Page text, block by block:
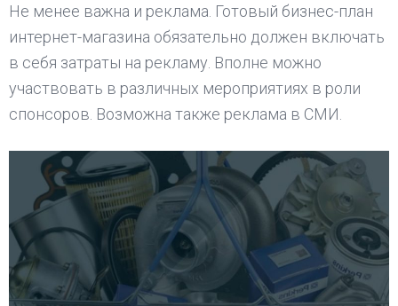
Не менее важна и реклама. Готовый бизнес-план
интернет-магазина обязательно должен включать
в себя затраты на рекламу. Вполне можно
участвовать в различных мероприятиях в роли
спонсоров. Возможна также реклама в СМИ.